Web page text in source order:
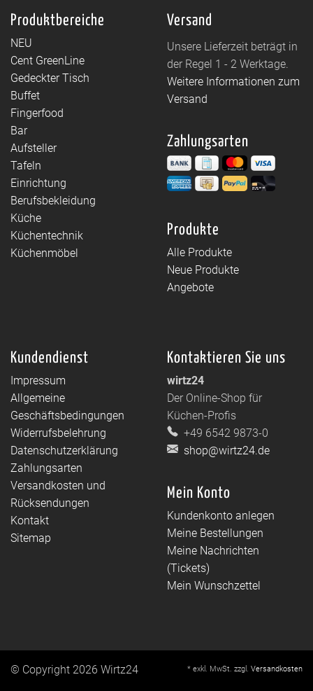
Produktbereiche
NEU
Cent GreenLine
Gedeckter Tisch
Buffet
Fingerfood
Bar
Aufsteller
Tafeln
Einrichtung
Berufsbekleidung
Küche
Küchentechnik
Küchenmöbel
Versand
Unsere Lieferzeit beträgt in
der Regel 1 - 2 Werktage.
Weitere Informationen zum
Versand
Zahlungsarten
Produkte
Alle Produkte
Neue Produkte
Angebote
Kundendienst
Impressum
Allgemeine
Geschäftsbedingungen
Widerrufsbelehrung
Datenschutzerklärung
Zahlungsarten
Versandkosten und
Rücksendungen
Kontakt
Sitemap
Kontaktieren Sie uns
wirtz24
Der Online-Shop für
Küchen-Profis
+49 6542 9873-0
shop@wirtz24.de
Mein Konto
Kundenkonto anlegen
Meine Bestellungen
Meine Nachrichten
(Tickets)
Mein Wunschzettel
© Copyright 2026 Wirtz24 * exkl. MwSt. zzgl. Versandkosten